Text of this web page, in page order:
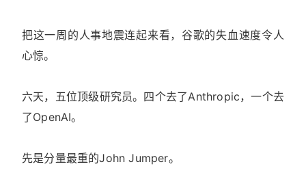
把这一周的人事地震连起来看，谷歌的失血速度令人
心惊。
六天，五位顶级研究员。四个去了Anthropic，一个去
了OpenAI。
先是分量最重的John Jumper。